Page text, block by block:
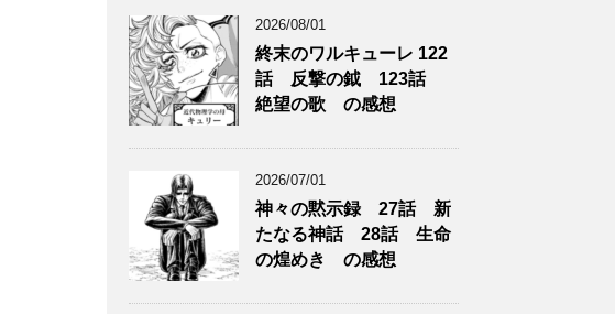
2026/08/01
終末のワルキューレ 122
話 反撃の鉞 123話
絶望の歌 の感想
2026/07/01
神々の黙示録 27話 新
たなる神話 28話 生命
の煌めき の感想